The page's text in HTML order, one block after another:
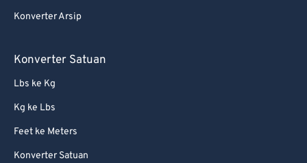
Konverter Arsip
Konverter Satuan
Lbs ke Kg
Kg ke Lbs
Feet ke Meters
Konverter Satuan